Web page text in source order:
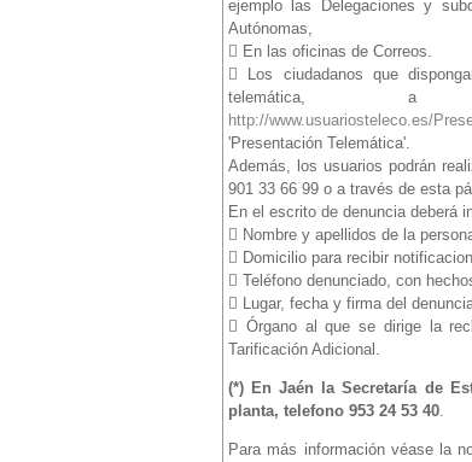
ejemplo las Delegaciones y
Autónomas,
 En las oficinas de Correos.
 Los ciudadanos que
http://www.usuariosteleco.es/
'Presentación Telemática'.
Además, los usuarios podrán
901 33 66 99 o a través de esta
En el escrito de denuncia deberá
 Nombre y apellidos de la
 Domicilio para recibir
 Teléfono denunciado, con
 Lugar, fecha y firma del
 Órgano al que se dirige la
Tarificación Adicional.
(*) En Jaén la Secretaría de
planta, telefono 953 24 53 40.
Para más información véase la